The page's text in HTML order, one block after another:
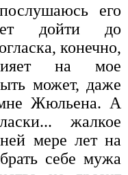
его
дойти до
конечно,
на мое
может, даже
мне Жюльена. А
жалкое
мере лет на
себе мужа